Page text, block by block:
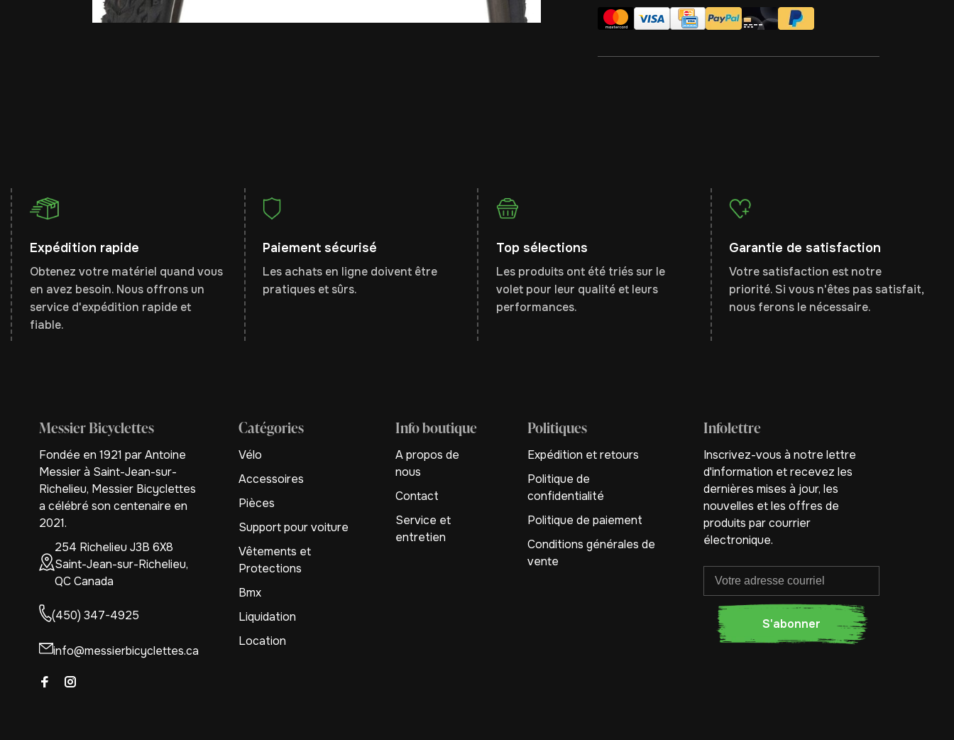
Expédition rapide
Obtenez votre matériel quand vous
en avez besoin. Nous offrons un
service d'expédition rapide et
fiable.
Paiement sécurisé
Les achats en ligne doivent être
pratiques et sûrs.
Top sélections
Les produits ont été triés sur le
volet pour leur qualité et leurs
performances.
Garantie de satisfaction
Votre satisfaction est notre
priorité. Si vous n'êtes pas satisfait,
nous ferons le nécessaire.
Messier Bicyclettes
Fondée en 1921 par Antoine
Messier à Saint-Jean-sur-
Richelieu, Messier Bicyclettes
a célébré son centenaire en
2021.
254 Richelieu J3B 6X8
Saint-Jean-sur-Richelieu,
QC Canada
(450) 347-4925
info@messierbicyclettes.ca
Catégories
Vélo
Accessoires
Pièces
Support pour voiture
Vêtements et
Protections
Bmx
Liquidation
Location
Info boutique
A propos de
nous
Contact
Service et
entretien
Politiques
Expédition et retours
Politique de
confidentialité
Politique de paiement
Conditions générales de
vente
Infolettre
Inscrivez-vous à notre lettre
d'information et recevez les
dernières mises à jour, les
nouvelles et les offres de
produits par courrier
électronique.
S'abonner